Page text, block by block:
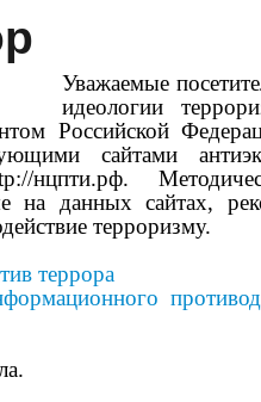
Уважаемые
идеологии
Российской
сайтами
нцпти.рф.
на данных сайтах,
терроризму.
террора